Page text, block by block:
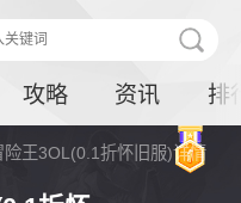
攻略 资讯 排
险王3OL(0.1折怀旧服)详情